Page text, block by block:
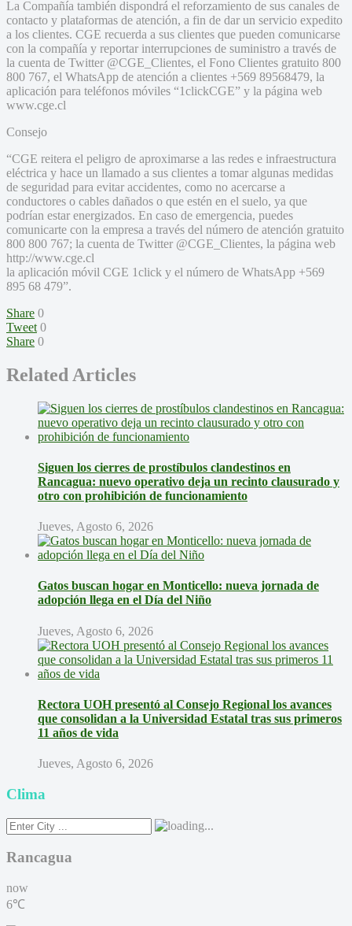
La Compañía también dispondrá el reforzamiento de sus canales de
contacto y plataformas de atención, a fin de dar un servicio expedito
a los clientes. CGE recuerda a sus clientes que pueden comunicarse
con la compañía y reportar interrupciones de suministro a través de
la cuenta de Twitter @CGE_Clientes, el Fono Clientes gratuito 800
800 767, el WhatsApp de atención a clientes +569 89568479, la
aplicación para teléfonos móviles “1clickCGE” y la página web
www.cge.cl
Consejo
“CGE reitera el peligro de aproximarse a las redes e infraestructura
eléctrica y hace un llamado a sus clientes a tomar algunas medidas
de seguridad para evitar accidentes, como no acercarse a
conductores o cables dañados o que estén en el suelo, ya que
podrían estar energizados. En caso de emergencia, puedes
comunicarte con la empresa a través del número de atención gratuito
800 800 767; la cuenta de Twitter @CGE_Clientes, la página web
http://www.cge.cl
la aplicación móvil CGE 1click y el número de WhatsApp +569
895 68 479”.
Share 0
Tweet 0
Share 0
Related Articles
Siguen los cierres de prostíbulos clandestinos en
Rancagua: nuevo operativo deja un recinto clausurado y
otro con prohibición de funcionamiento
Jueves, Agosto 6, 2026
Gatos buscan hogar en Monticello: nueva jornada de
adopción llega en el Día del Niño
Jueves, Agosto 6, 2026
Rectora UOH presentó al Consejo Regional los avances
que consolidan a la Universidad Estatal tras sus primeros
11 años de vida
Jueves, Agosto 6, 2026
Clima
Rancagua
now
6℃